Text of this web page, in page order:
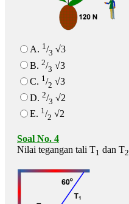
A. 1/3 √3
B. 2/3 √3
C. 1/2 √3
D. 2/3 √2
E. 1/2 √2
Soal No. 4
Nilai tegangan tali T1 dan T2